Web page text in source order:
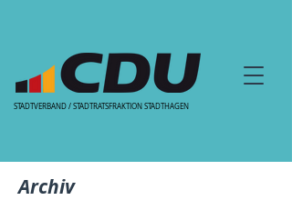
STADTVERBAND / STADTRATSFRAKTION STADTHAGEN
Archiv